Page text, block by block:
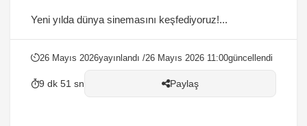
Yeni yılda dünya sinemasını keşfediyoruz!...
26 Mayıs 2026yayınlandı /26 Mayıs 2026 11:00güncellendi
9 dk 51 sn Paylaş